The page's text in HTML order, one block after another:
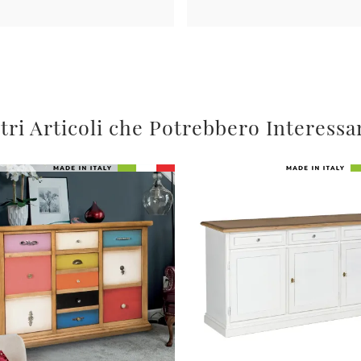
Articoli che Potrebbero